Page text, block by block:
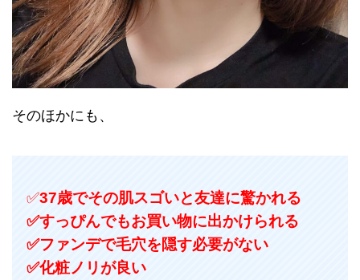
そのほかにも、
✅37歳でその肌スゴいと友達に驚かれる
✅すっぴんでもお買い物に出かけられる
✅ファンデで毛穴を隠す必要がない
✅化粧ノリが良い